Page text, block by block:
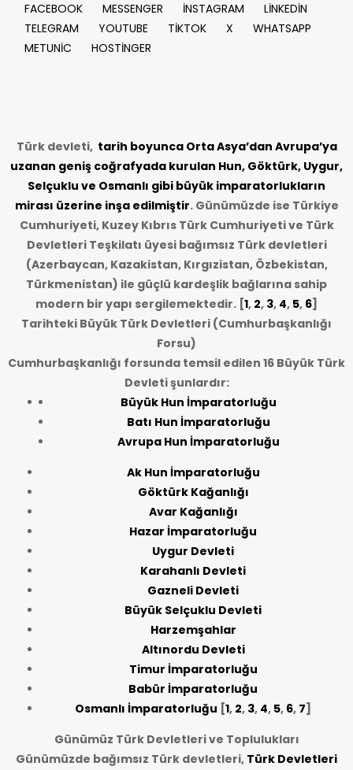
FACEBOOK
MESSENGER İNSTAGRAM
LİNKEDİN
TELEGRAM
YOUTUBE TİKTOK X
WHATSAPP
METUNİC
HOSTİNGER
Türk devleti, tarih boyunca Orta Asya’dan Avrupa’ya
uzanan geniş coğrafyada kurulan Hun, Göktürk, Uygur,
Selçuklu ve Osmanlı gibi büyük imparatorlukların
mirası üzerine inşa edilmiştir. Günümüzde ise Türkiye
Cumhuriyeti, Kuzey Kıbrıs Türk Cumhuriyeti ve Türk
Devletleri Teşkilatı üyesi bağımsız Türk devletleri
(Azerbaycan, Kazakistan, Kırgızistan, Özbekistan,
Türkmenistan) ile güçlü kardeşlik bağlarına sahip
modern bir yapı sergilemektedir. [1, 2, 3, 4, 5, 6]
Tarihteki Büyük Türk Devletleri (Cumhurbaşkanlığı
Forsu)
Cumhurbaşkanlığı forsunda temsil edilen 16 Büyük Türk
Devleti şunlardır:
Büyük Hun İmparatorluğu
Batı Hun İmparatorluğu
Avrupa Hun İmparatorluğu
Ak Hun İmparatorluğu
Göktürk Kağanlığı
Avar Kağanlığı
Hazar İmparatorluğu
Uygur Devleti
Karahanlı Devleti
Gazneli Devleti
Büyük Selçuklu Devleti
Harzemşahlar
Altınordu Devleti
Timur İmparatorluğu
Babür İmparatorluğu
Osmanlı İmparatorluğu [1, 2, 3, 4, 5, 6, 7]
Günümüz Türk Devletleri ve Toplulukları
Günümüzde bağımsız Türk devletleri, Türk Devletleri